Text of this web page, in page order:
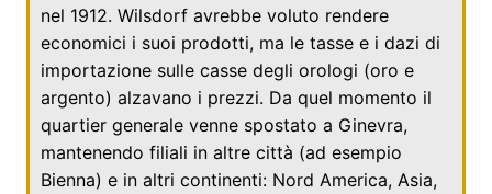
nel 1912. Wilsdorf avrebbe voluto rendere
economici i suoi prodotti, ma le tasse e i dazi di
importazione sulle casse degli orologi (oro e
argento) alzavano i prezzi. Da quel momento il
quartier generale venne spostato a Ginevra,
mantenendo filiali in altre città (ad esempio
Bienna) e in altri continenti: Nord America, Asia,